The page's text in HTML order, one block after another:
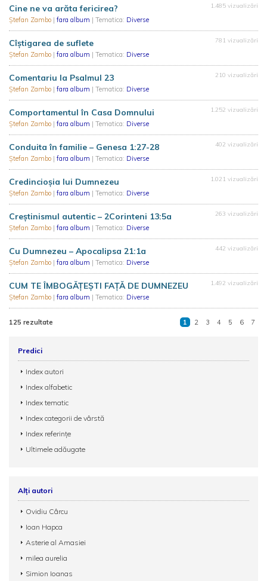
Cine ne va arăta fericirea?
Ștefan Zambo | fara album | Tematica: Diverse
1.485 vizualizări
Cîștigarea de suflete
Ștefan Zambo | fara album | Tematica: Diverse
781 vizualizări
Comentariu la Psalmul 23
Ștefan Zambo | fara album | Tematica: Diverse
210 vizualizări
Comportamentul în Casa Domnului
Ștefan Zambo | fara album | Tematica: Diverse
1.252 vizualizări
Conduita în familie – Genesa 1:27-28
Ștefan Zambo | fara album | Tematica: Diverse
402 vizualizări
Credincioșia lui Dumnezeu
Ștefan Zambo | fara album | Tematica: Diverse
1.021 vizualizări
Creștinismul autentic – 2Corinteni 13:5a
Ștefan Zambo | fara album | Tematica: Diverse
263 vizualizări
Cu Dumnezeu – Apocalipsa 21:1a
Ștefan Zambo | fara album | Tematica: Diverse
442 vizualizări
CUM TE ÎMBOGĂȚEȘTI FAȚĂ DE DUMNEZEU
Ștefan Zambo | fara album | Tematica: Diverse
1.492 vizualizări
125 rezultate 1 2 3 4 5 6 7
Predici
Index autori
Index alfabetic
Index tematic
Index categorii de vârstă
Index referințe
Ultimele adăugate
Alți autori
Ovidiu Cârcu
Ioan Hapca
Asterie al Amasiei
milea aurelia
Simion Ioanas